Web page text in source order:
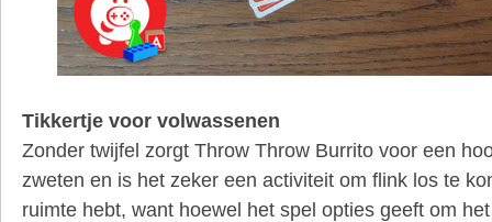
Tikkertje voor volwassenen
Zonder twijfel zorgt Throw Throw Burrito voor een
zweten en is het zeker een activiteit om flink los te
ruimte hebt, want hoewel het spel opties geeft om